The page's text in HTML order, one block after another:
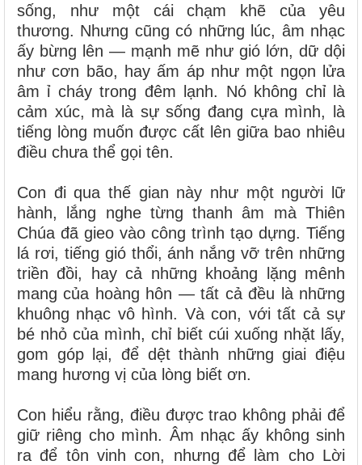
sống, như một cái chạm khẽ của yêu
thương. Nhưng cũng có những lúc, âm nhạc
ấy bừng lên — mạnh mẽ như gió lớn, dữ dội
như cơn bão, hay ấm áp như một ngọn lửa
âm ỉ cháy trong đêm lạnh. Nó không chỉ là
cảm xúc, mà là sự sống đang cựa mình, là
tiếng lòng muốn được cất lên giữa bao nhiêu
điều chưa thể gọi tên.
Con đi qua thế gian này như một người lữ
hành, lắng nghe từng thanh âm mà Thiên
Chúa đã gieo vào công trình tạo dựng. Tiếng
lá rơi, tiếng gió thổi, ánh nắng vỡ trên những
triền đồi, hay cả những khoảng lặng mênh
mang của hoàng hôn — tất cả đều là những
khuông nhạc vô hình. Và con, với tất cả sự
bé nhỏ của mình, chỉ biết cúi xuống nhặt lấy,
gom góp lại, để dệt thành những giai điệu
mang hương vị của lòng biết ơn.
Con hiểu rằng, điều được trao không phải để
giữ riêng cho mình. Âm nhạc ấy không sinh
ra để tôn vinh con, nhưng để làm cho Lời